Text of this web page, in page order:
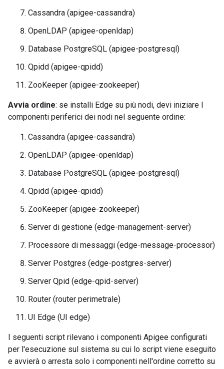
Cassandra (apigee-cassandra)
OpenLDAP (apigee-openldap)
Database PostgreSQL (apigee-postgresql)
Qpidd (apigee-qpidd)
ZooKeeper (apigee-zookeeper)
Avvia ordine: se installi Edge su più nodi, devi iniziare I
componenti periferici dei nodi nel seguente ordine:
Cassandra (apigee-cassandra)
OpenLDAP (apigee-openldap)
Database PostgreSQL (apigee-postgresql)
Qpidd (apigee-qpidd)
ZooKeeper (apigee-zookeeper)
Server di gestione (edge-management-server)
Processore di messaggi (edge-message-processor)
Server Postgres (edge-postgres-server)
Server Qpid (edge-qpid-server)
Router (router perimetrale)
UI Edge (UI edge)
I seguenti script rilevano i componenti Apigee configurati
per l'esecuzione sul sistema su cui lo script viene eseguito
e avvierà o arresta solo i componenti nell'ordine corretto su